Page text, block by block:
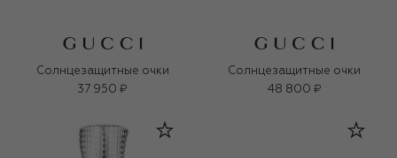
Солнцезащитные очки
37 950 ₽
Солнцезащитные очки
48 800 ₽